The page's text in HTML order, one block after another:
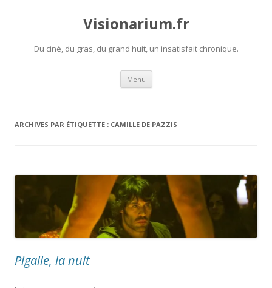
Visionarium.fr
Du ciné, du gras, du grand huit, un insatisfait chronique.
Menu Aller
contenu
ARCHIVES PAR ÉTIQUETTE : CAMILLE DE PAZZIS
Pigalle, la nuit